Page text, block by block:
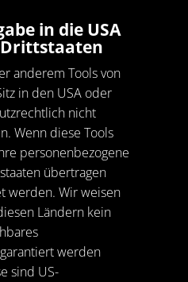
in die USA
anderem Tools von
in den USA oder
nicht
Wenn diese Tools
personenbezogene
übertragen
werden. Wir weisen
Ländern kein
werden
sind US-